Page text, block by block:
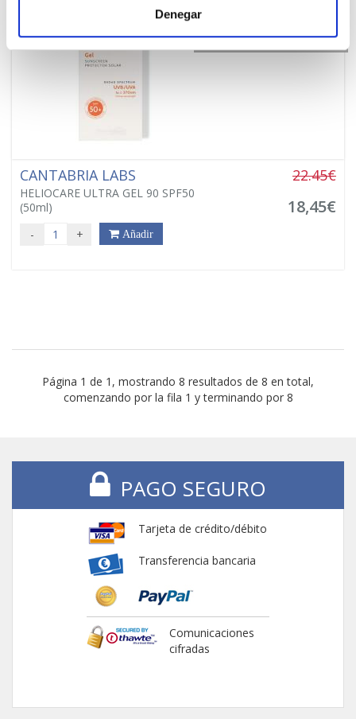
Denegar4€ DTO. EN CADA UNIDAD
PVP RECOMENDADO. 30.65€
CANTABRIA LABS
HELIOCARE ULTRA GEL 90 SPF50
(50ml)
22.45€
18,45€
- + Añadir
Página 1 de 1, mostrando 8 resultados de 8 en total,
comenzando por la fila 1 y terminando por 8
PAGO SEGURO
Tarjeta de crédito/débito
Transferencia bancaria
Comunicaciones
cifradas